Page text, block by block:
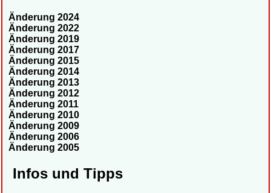
Änderung 2024
Änderung 2022
Änderung 2019
Änderung 2017
Änderung 2015
Änderung 2014
Änderung 2013
Änderung 2012
Änderung 2011
Änderung 2010
Änderung 2009
Änderung 2006
Änderung 2005
Infos und Tipps